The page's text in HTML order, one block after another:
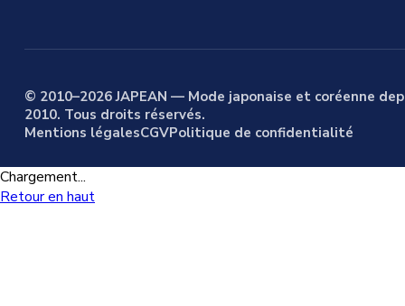
© 2010–2026 JAPEAN — Mode japonaise et coréenne
2010. Tous droits réservés.
Mentions légalesCGVPolitique de confidentialité
Chargement...
Retour en haut